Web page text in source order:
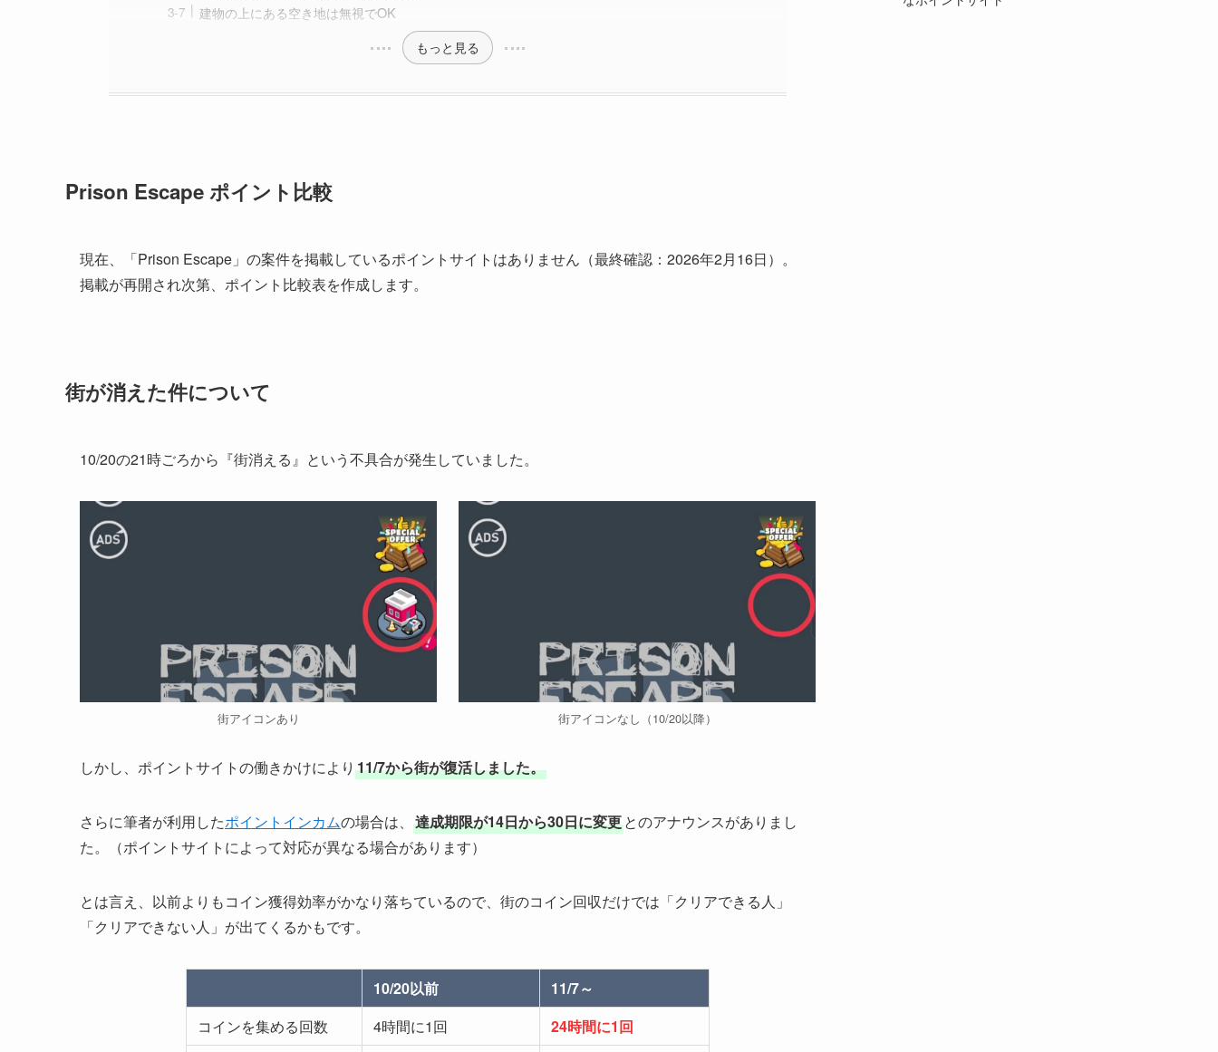
建物の上にある空き地は無視でOK
もっと見る
Prison Escape ポイント比較
現在、「Prison Escape」の案件を掲載しているポイントサイトはありません（最終確認：2026年2月16日）。
掲載が再開され次第、ポイント比較表を作成します。
街が消えた件について
10/20の21時ごろから『街消える』という不具合が発生していました。
街アイコンあり 街アイコンなし（10/20以降）
しかし、ポイントサイトの働きかけにより 11/7から街が復活しました。
さらに筆者が利用したポイントインカムの場合は、 達成期限が14日から30日に変更とのアナウンスがありまし
た。（ポイントサイトによって対応が異なる場合があります）
とは言え、以前よりもコイン獲得効率がかなり落ちているので、街のコイン回収だけでは「クリアできる人」
「クリアできない人」が出てくるかもです。
10/20以前
11/7～
コインを集める回数
4時間に1回 24時間に1回